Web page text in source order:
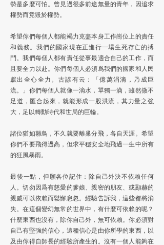
勢是多麼可怕。曾見過很多前途無量的青年，因追求
權勢而竟毀於權勢。
希望你們每個人都能竭力克盡本身工作崗位上的責任
和義務。我們的國家現在正進行一場生死存亡的搏
鬥。我們每個人都有責任從事最適合自己的工作，而
且要全力以赴。你們每個人必須爲我們的國家和人民
獻出全心全力。古諺有云：「億萬涓滴，乃成巨
流。」你們每個人就像一滴水，單獨一滴，雖然微不
足道，匯合起來，就能形成一股洪流，其力量之強
大，足以轉動時代和世局的巨輪。
諸位猶如雛鳥，不久就要離巢分飛，各自天涯。希望
你們不要飛得過高，但求平穩安全地飛過一生中所有
的狂風暴雨。
最後一點，但願各位記住：除自己外決不依賴任何
人。切勿因爲有慈愛的爹娘、親密的朋友、或顯赫的
親戚可以依賴而鬆懈怠忽。經驗告訴我，這些都將消
失。在這個變幻無常的世界中，有什麼可依賴的呢？
什麼東西也沒有，除你自己外，無可依賴。你必須對
自己有堅強的信心，這種信心是由你所學的東西，以
及由你得自師長的經驗所產生的。沒有一個人能夠在